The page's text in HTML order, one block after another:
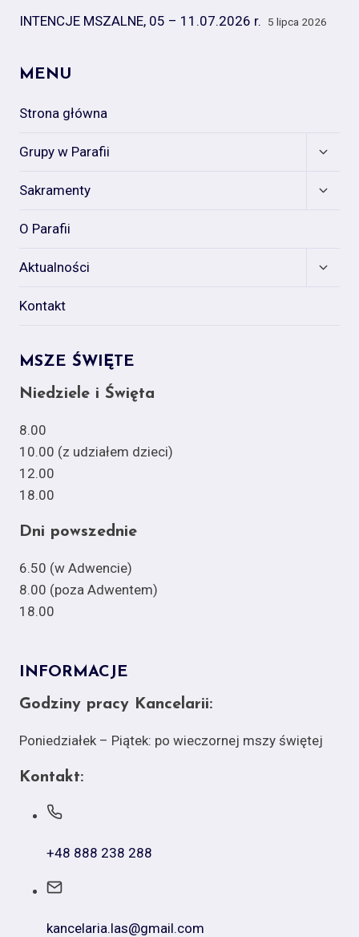
INTENCJE MSZALNE, 05 – 11.07.2026 r. 5 lipca 2026
MENU
Strona główna
Grupy w Parafii
Expand
Sakramenty
Expand
O Parafii
Aktualności
Expand
Kontakt
MSZE ŚWIĘTE
Niedziele i Święta
8.00
10.00 (z udziałem dzieci)
12.00
18.00
Dni powszednie
6.50 (w Adwencie)
8.00 (poza Adwentem)
18.00
INFORMACJE
Godziny pracy Kancelarii:
Poniedziałek – Piątek: po wieczornej mszy świętej
Kontakt:
+48 888 238 288
kancelaria.las@gmail.com